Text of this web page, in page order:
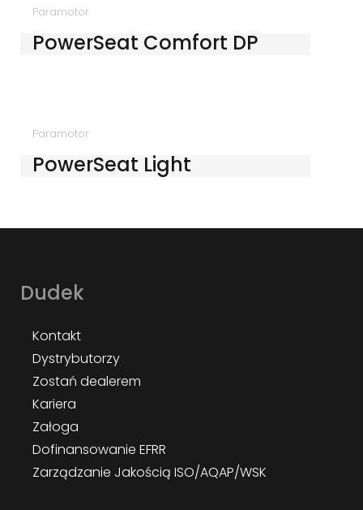
Paramotor
PowerSeat Comfort DP
Paramotor
PowerSeat Light
Dudek
Kontakt
Dystrybutorzy
Zostań dealerem
Kariera
Załoga
Dofinansowanie EFRR
Zarządzanie Jakością ISO/AQAP/WSK